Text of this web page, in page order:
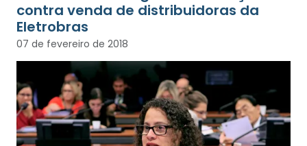
contra venda de distribuidoras da
Eletrobras
07 de fevereiro de 2018